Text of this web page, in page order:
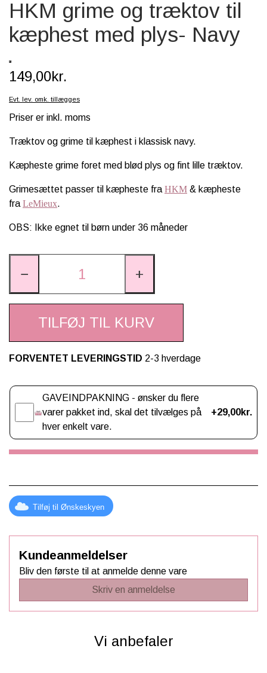
SCHLEICH® HEST & TILBEHØR
SKOLE, KREA & TILBEHØR
HKM grime og træktov til
kæphest med plys- Navy
149,00kr.
Evt. lev. omk. tillægges
Priser er inkl. moms
Træktov og grime til kæphest i klassisk navy.
Kæpheste grime foret med blød plys og fint lille træktov.
Grimesættet passer til kæpheste fra HKM & kæpheste
fra LeMieux.
OBS: Ikke egnet til børn under 36 måneder
− +
TILFØJ TIL KURV
FORVENTET LEVERINGSTID 2-3 hverdage
GAVEINDPAKNING - ønsker du flere
varer pakket ind, skal det tilvælges på
hver enkelt vare.
+29,00kr.
Tilføj til Ønskeskyen
Kundeanmeldelser
Bliv den første til at anmelde denne vare
Skriv en anmeldelse
Vi anbefaler